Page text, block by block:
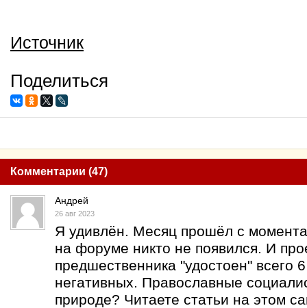
Источник
Поделиться
Комментарии (47)
Андрей
26 авг 2023
Я удивлён. Месяц прошёл с
на форуме никто не появился. И
предшественника "удостоен" всего
негативных. Православные
природе? Читаете статьи на этом